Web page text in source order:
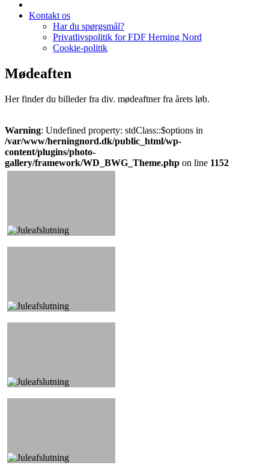
Kontakt os
Har du spørgsmål?
Privatlivspolitik for FDF Herning Nord
Cookie-politik
Mødeaften
Her finder du billeder fra div. mødeaftner fra årets løb.
Warning: Undefined property: stdClass::$options in
/var/www/herningnord.dk/public_html/wp-
content/plugins/photo-
gallery/framework/WD_BWG_Theme.php on line 1152